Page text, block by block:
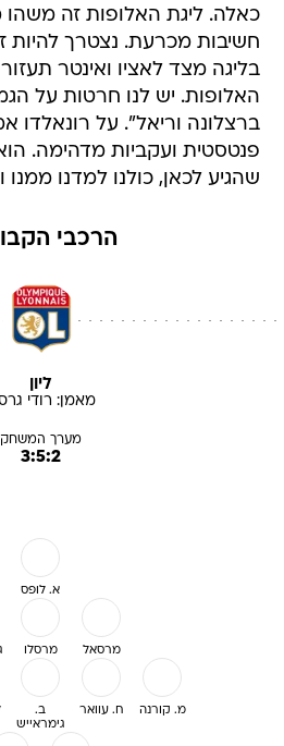
כאלה. ליגת האלופות זה משהו
חשיבות מכרעת. נצטרך להיות
בליגה מצד לאציו ואינטר
האלופות. יש לנו חרטות על
ברצלונה וריאל". על רונאלדו
פנטסטית ועקביות מדהימה.
שהגיע לכאן, כולנו למדנו ממנו
הרכבי
ליון
מאמן: רודי
מערך המשחק
3:5:2
א. לופס
מרסלו מרסאל
ב.
גימראייש
ח. עוואר מ. קורנה